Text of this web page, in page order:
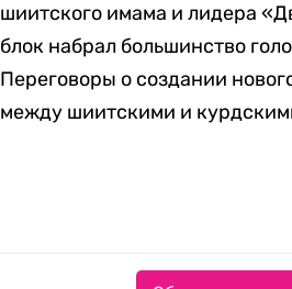
шиитского имама и лидера
блок набрал большинство
Переговоры о создании
между шиитскими и